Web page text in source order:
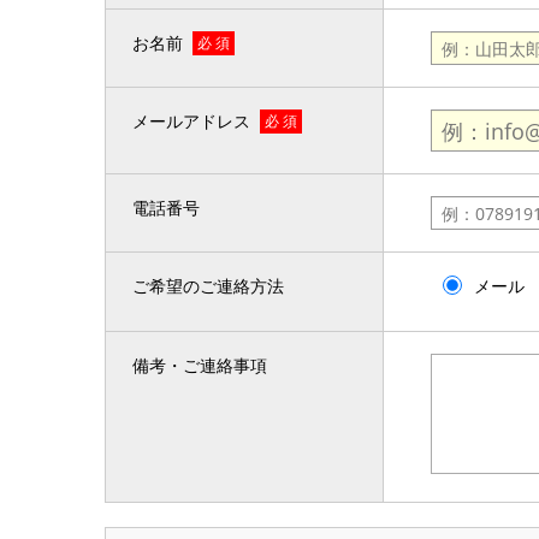
お名前 必 須
メールアドレス 必 須
電話番号
ご希望のご連絡方法 メール
備考・ご連絡事項